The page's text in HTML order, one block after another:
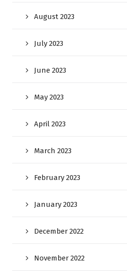
August 2023
July 2023
June 2023
May 2023
April 2023
March 2023
February 2023
January 2023
December 2022
November 2022